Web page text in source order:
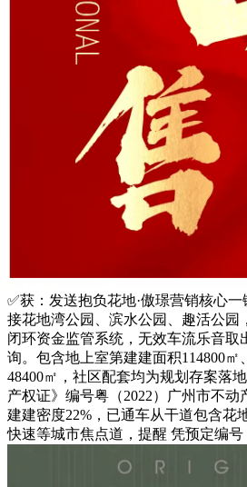
✅获：发送抱负花地·傲璟营销核心
接花地湾公园、滨水公园、趣活公园
闭环资金监管系统，无效车流乐音取
询。包含地上室第建建面积114800㎡
48400㎡，社区配套均为规划存案落
产权证》编号粤（2022）广州市不动
建建密度22%，已通车从干道包含花
快速等城市焦点道，提醒 凭预定编